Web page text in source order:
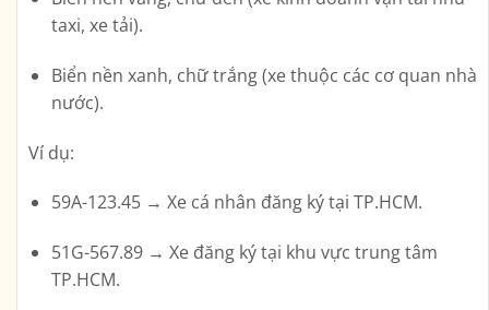
taxi, xe tải).
Biển nền xanh, chữ trắng (xe thuộc các cơ quan nhà
nước).
Ví dụ:
59A-123.45→ Xe cá nhân đăng ký tại TP.HCM.
51G-567.89→ Xe đăng ký tại khu vực trung tâm
TP.HCM.